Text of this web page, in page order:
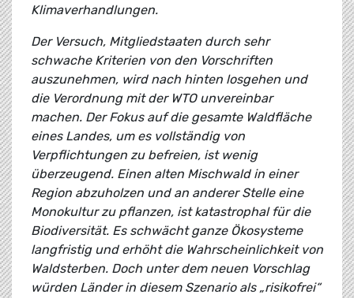
Klimaverhandlungen.
Der Versuch, Mitgliedstaaten durch sehr
schwache Kriterien von den Vorschriften
auszunehmen, wird nach hinten losgehen und
die Verordnung mit der WTO unvereinbar
machen. Der Fokus auf die gesamte Waldfläche
eines Landes, um es vollständig von
Verpflichtungen zu befreien, ist wenig
überzeugend. Einen alten Mischwald in einer
Region abzuholzen und an anderer Stelle eine
Monokultur zu pflanzen, ist katastrophal für die
Biodiversität. Es schwächt ganze Ökosysteme
langfristig und erhöht die Wahrscheinlichkeit von
Waldsterben. Doch unter dem neuen Vorschlag
würden Länder in diesem Szenario als „risikofrei“